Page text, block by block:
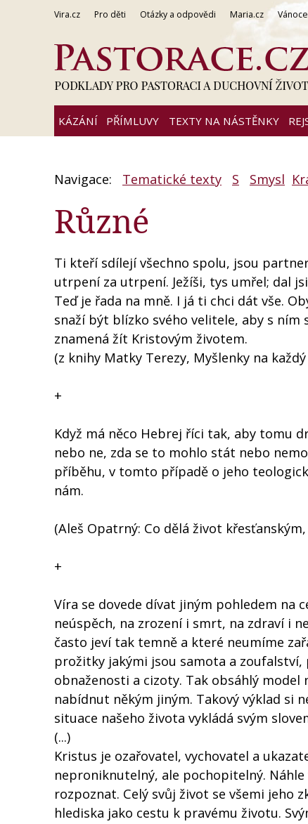
Vira.cz Pro děti Otázky a odpovědi Maria.cz Vánoce
KÁZÁNÍ PŘÍMLUVY TEXTY NA NÁSTĚNKY
Navigace: Tematické texty S Smysl
Různé
Ti kteří sdílejí všechno spolu, jsou
utrpení za utrpení. Ježíši, tys umřel; dal
Teď je řada na mně. I já ti chci dát vše.
snaží být blízko svého velitele, aby s
znamená žít Kristovým životem.
(z knihy Matky Terezy, Myšlenky na
+
Když má něco Hebrej říci tak, aby tomu
nebo ne, zda se to mohlo stát nebo
příběhu, v tomto případě o jeho
nám.
(Aleš Opatrný: Co dělá život
+
Víra se dovede dívat jiným pohledem na
neúspěch, na zrození i smrt, na zdraví i
často jeví tak temně a které neumíme
prožitky jakými jsou samota a
obnaženosti a cizoty. Tak obsáhlý
nabídnut někým jiným. Takový výklad si
situace našeho života vykládá svým
(...)
Kristus je ozařovatel, vychovatel a
neproniknutelný, ale pochopitelný.
rozpoznat. Celý svůj život se všemi jeho
hlediska jako cestu k pravému životu.